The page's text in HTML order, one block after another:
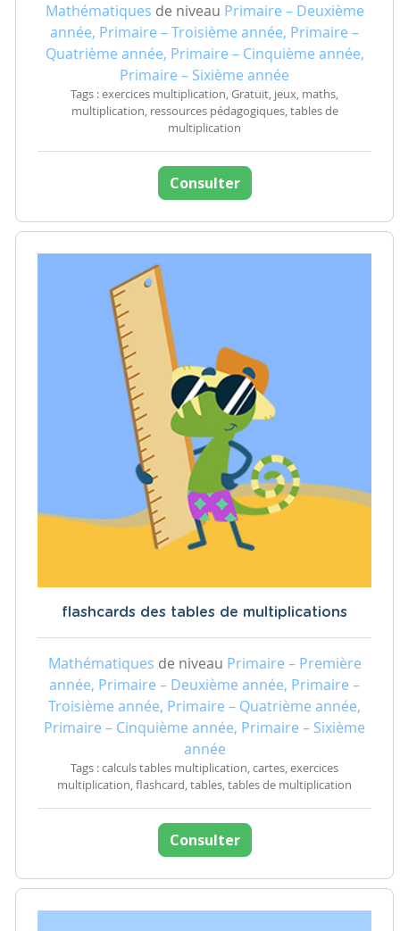
Mathématiques de niveau Primaire – Deuxième
année, Primaire – Troisième année, Primaire –
Quatrième année, Primaire – Cinquième année,
Primaire – Sixième année
Tags : exercices multiplication, Gratuit, jeux, maths,
multiplication, ressources pédagogiques, tables de
multiplication
Consulter
flashcards des tables de multiplications
Mathématiques de niveau Primaire – Première
année, Primaire – Deuxième année, Primaire –
Troisième année, Primaire – Quatrième année,
Primaire – Cinquième année, Primaire – Sixième
année
Tags : calculs tables multiplication, cartes, exercices
multiplication, flashcard, tables, tables de multiplication
Consulter